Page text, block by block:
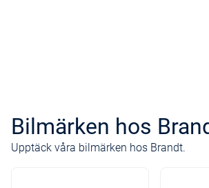
Bilmärken hos
Upptäck våra bilmärken hos Brandt.